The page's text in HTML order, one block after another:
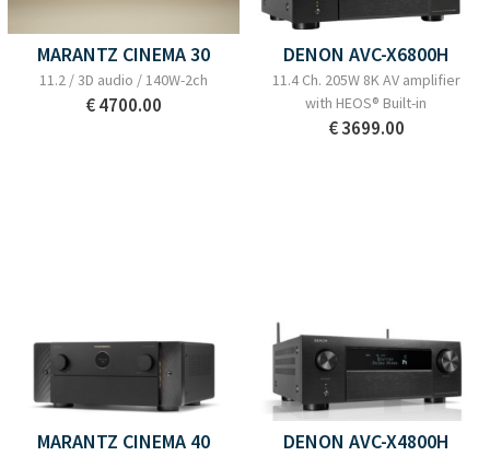
MARANTZ CINEMA 30
11.2 / 3D audio / 140W-2ch
€ 4700.00
DENON AVC-X6800H
11.4 Ch. 205W 8K AV amplifier
with HEOS® Built-in
€ 3699.00
MARANTZ CINEMA 40 DENON AVC-X4800H